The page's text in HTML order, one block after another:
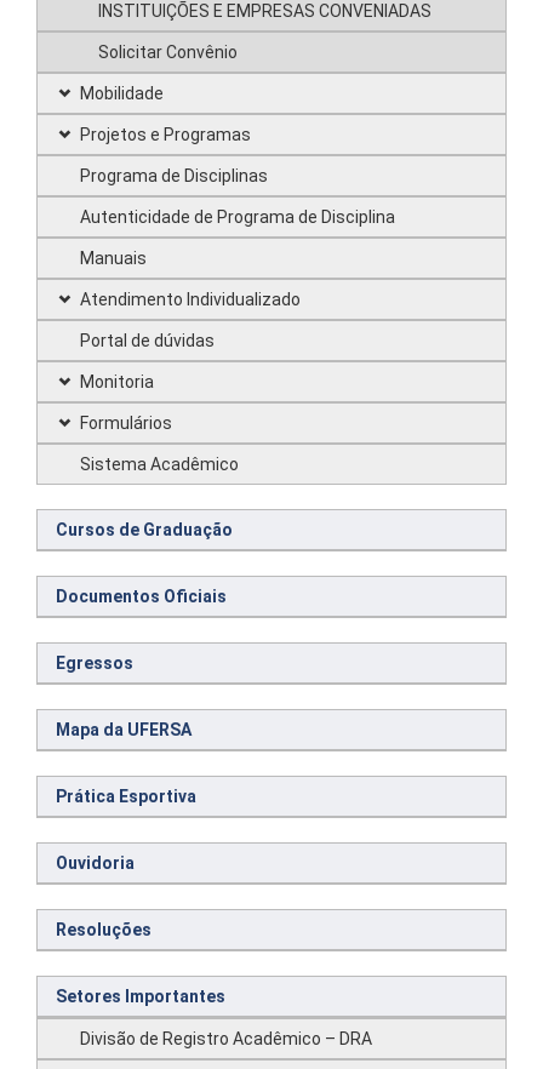
INSTITUIÇÕES E EMPRESAS CONVENIADAS
Solicitar Convênio
Mobilidade
Projetos e Programas
Programa de Disciplinas
Autenticidade de Programa de Disciplina
Manuais
Atendimento Individualizado
Portal de dúvidas
Monitoria
Formulários
Sistema Acadêmico
Cursos de Graduação
Documentos Oficiais
Egressos
Mapa da UFERSA
Prática Esportiva
Ouvidoria
Resoluções
Setores Importantes
Divisão de Registro Acadêmico – DRA